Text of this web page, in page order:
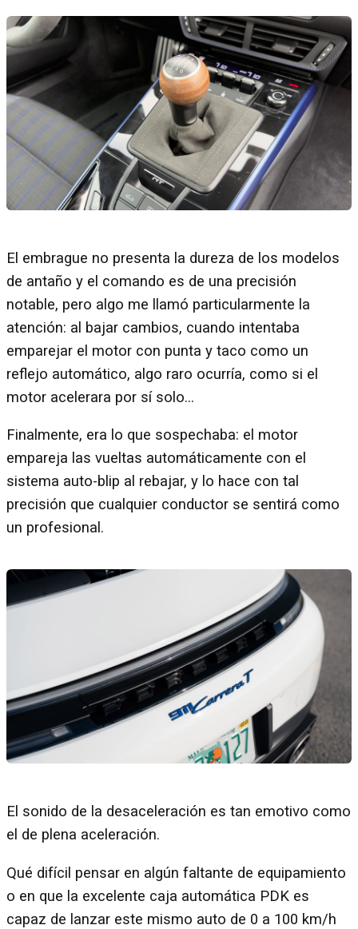
El embrague no presenta la dureza de los modelos
de antaño y el comando es de una precisión
notable, pero algo me llamó particularmente la
atención: al bajar cambios, cuando intentaba
emparejar el motor con punta y taco como un
reflejo automático, algo raro ocurría, como si el
motor acelerara por sí solo...
Finalmente, era lo que sospechaba: el motor
empareja las vueltas automáticamente con el
sistema auto-blip al rebajar, y lo hace con tal
precisión que cualquier conductor se sentirá como
un profesional.
El sonido de la desaceleración es tan emotivo como
el de plena aceleración.
Qué difícil pensar en algún faltante de equipamiento
o en que la excelente caja automática PDK es
capaz de lanzar este mismo auto de 0 a 100 km/h